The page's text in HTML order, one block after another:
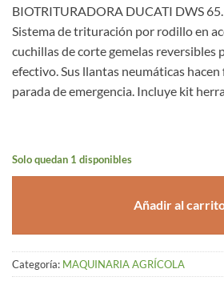
original
era:
1.200,00 €.
actual
es:
BIOTRITURADORA DUCATI DWS
Sistema de trituración por rodillo en
cuchillas de corte gemelas reversibles
efectivo. Sus llantas neumáticas
parada de emergencia. Incluye kit
Solo quedan 1 disponibles
Añadir al
Categoría: MAQUINARIA AGRÍCOLA